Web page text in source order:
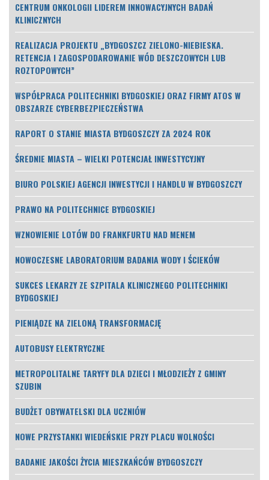
CENTRUM ONKOLOGII LIDEREM INNOWACYJNYCH BADAŃ
KLINICZNYCH
REALIZACJA PROJEKTU „BYDGOSZCZ ZIELONO-NIEBIESKA.
RETENCJA I ZAGOSPODAROWANIE WÓD DESZCZOWYCH LUB
ROZTOPOWYCH”
WSPÓŁPRACA POLITECHNIKI BYDGOSKIEJ ORAZ FIRMY ATOS W
OBSZARZE CYBERBEZPIECZEŃSTWA
RAPORT O STANIE MIASTA BYDGOSZCZY ZA 2024 ROK
ŚREDNIE MIASTA – WIELKI POTENCJAŁ INWESTYCYJNY
BIURO POLSKIEJ AGENCJI INWESTYCJI I HANDLU W BYDGOSZCZY
PRAWO NA POLITECHNICE BYDGOSKIEJ
WZNOWIENIE LOTÓW DO FRANKFURTU NAD MENEM
NOWOCZESNE LABORATORIUM BADANIA WODY I ŚCIEKÓW
SUKCES LEKARZY ZE SZPITALA KLINICZNEGO POLITECHNIKI
BYDGOSKIEJ
PIENIĄDZE NA ZIELONĄ TRANSFORMACJĘ
AUTOBUSY ELEKTRYCZNE
METROPOLITALNE TARYFY DLA DZIECI I MŁODZIEŻY Z GMINY
SZUBIN
BUDŻET OBYWATELSKI DLA UCZNIÓW
NOWE PRZYSTANKI WIEDEŃSKIE PRZY PLACU WOLNOŚCI
BADANIE JAKOŚCI ŻYCIA MIESZKAŃCÓW BYDGOSZCZY